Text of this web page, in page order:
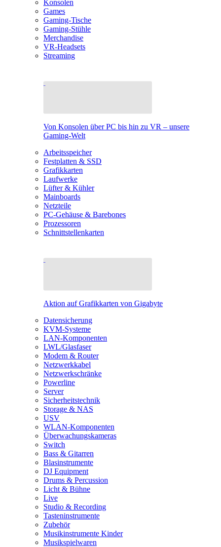
Konsolen
Games
Gaming-Tische
Gaming-Stühle
Merchandise
VR-Headsets
Streaming
Von Konsolen über PC bis hin zu VR – unsere
Gaming-Welt
Arbeitsspeicher
Festplatten & SSD
Grafikkarten
Laufwerke
Lüfter & Kühler
Mainboards
Netzteile
PC-Gehäuse & Barebones
Prozessoren
Schnittstellenkarten
Aktion auf Grafikkarten von Gigabyte
Datensicherung
KVM-Systeme
LAN-Komponenten
LWL/Glasfaser
Modem & Router
Netzwerkkabel
Netzwerkschränke
Powerline
Server
Sicherheitstechnik
Storage & NAS
USV
WLAN-Komponenten
Überwachungskameras
Switch
Bass & Gitarren
Blasinstrumente
DJ Equipment
Drums & Percussion
Licht & Bühne
Live
Studio & Recording
Tasteninstrumente
Zubehör
Musikinstrumente Kinder
Musikspielwaren